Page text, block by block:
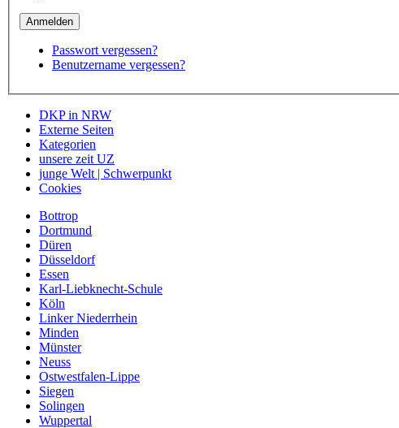
Passwort vergessen?
Benutzername vergessen?
DKP in NRW
Externe Seiten
Kategorien
unsere zeit UZ
junge Welt | Schwerpunkt
Cookies
Bottrop
Dortmund
Düren
Düsseldorf
Essen
Karl-Liebknecht-Schule
Köln
Linker Niederrhein
Minden
Münster
Neuss
Ostwestfalen-Lippe
Siegen
Solingen
Wuppertal